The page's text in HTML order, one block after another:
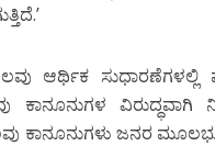
ಆರ್ಥಿಕ ಸುಧಾರಣೆಗಳಲ್ಲಿ
ಕಾನೂನುಗಳ
ಕಾನೂನುಗಳು ಜನರ